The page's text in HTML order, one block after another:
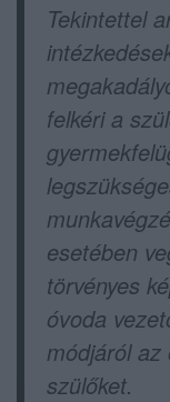
Tekintettel
felkéri a
esetében
törvényes
óvoda
módjáról
szülőket.